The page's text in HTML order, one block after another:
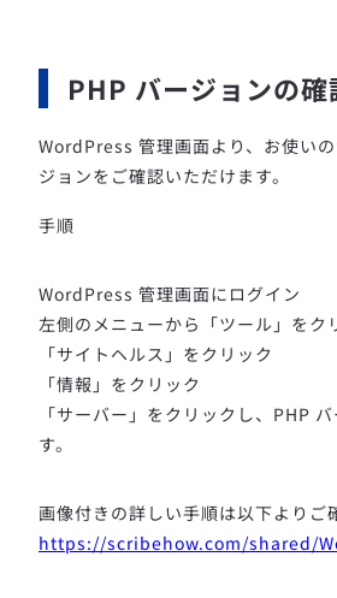
PHP バージョンの確
WordPress 管理画面より、お使い
ジョンをご確認いただけます。
手順
WordPress 管理画面にログイン
左側のメニューから「ツール」をク
「サイトヘルス」をクリック
「情報」をクリック
「サーバー」をクリックし、PHP
す。
画像付きの詳しい手順は以下よりご
https://scribehow.com/shared/